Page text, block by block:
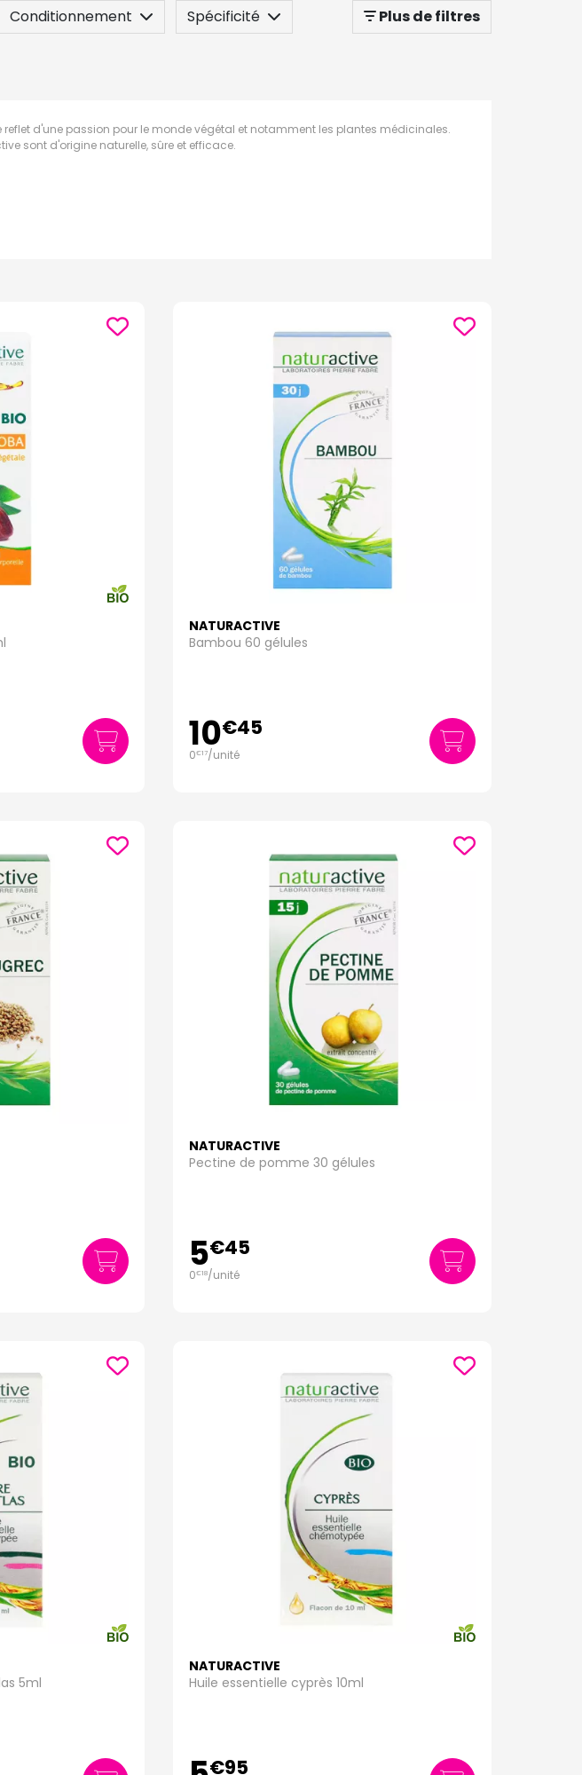
Conditionnement
Spécificité
Plus de filtres
reflet d'une passion pour le monde végétal et notamment les plantes médicinales.
sont d'origine naturelle, sûre et efficace.
NATURACTIVE
Bambou 60 gélules
10€45
0€17/unité
NATURACTIVE
Pectine de pomme 30 gélules
5€45
0€18/unité
5ml
NATURACTIVE
Huile essentielle cyprès 10ml
€95